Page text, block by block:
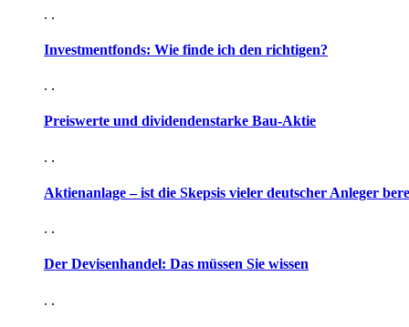
. .
Investmentfonds: Wie finde ich den richtigen?
. .
Preiswerte und dividendenstarke Bau-Aktie
. .
Aktienanlage – ist die Skepsis vieler deutscher Anleger
. .
Der Devisenhandel: Das müssen Sie wissen
. .